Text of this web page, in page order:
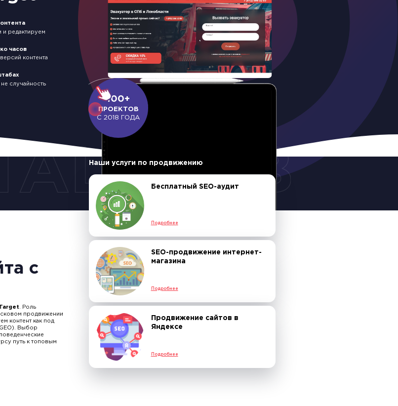
и редактируем
часов
контента
случайность
Slide 2 of 4.
100+
ПРОЕКТОВ
С 2018 ГОДА
с
. Роль
продвижении
контент как под
Выбор
путь к топовым
Наши услуги по продвижению
Бесплатный SEO-аудит
Подробнее
SEO-продвижение интернет-
магазина
Подробнее
Продвижение сайтов в
Яндексе
Подробнее